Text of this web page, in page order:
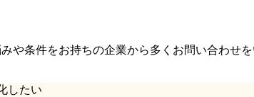
や条件をお持ちの企業から多くお問い合わせを
したい